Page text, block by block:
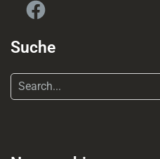
Facebook
Suche